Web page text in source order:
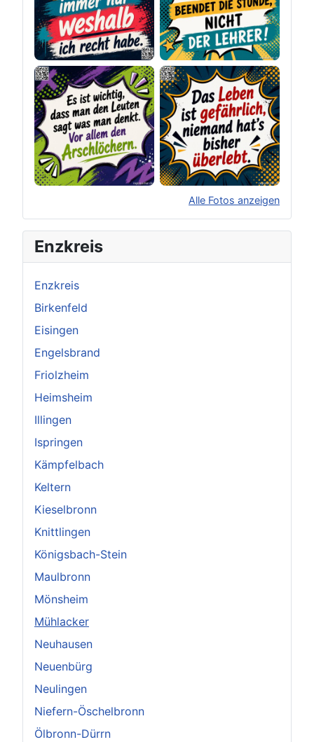
Alle Fotos anzeigen
Original herunterladen
Enzkreis
Enzkreis
Birkenfeld
Eisingen
Engelsbrand
Friolzheim
Heimsheim
Illingen
Ispringen
Kämpfelbach
Keltern
Kieselbronn
Knittlingen
Königsbach-Stein
Maulbronn
Mönsheim
Mühlacker
Neuhausen
Neuenbürg
Neulingen
Niefern-Öschelbronn
Ölbronn-Dürrn